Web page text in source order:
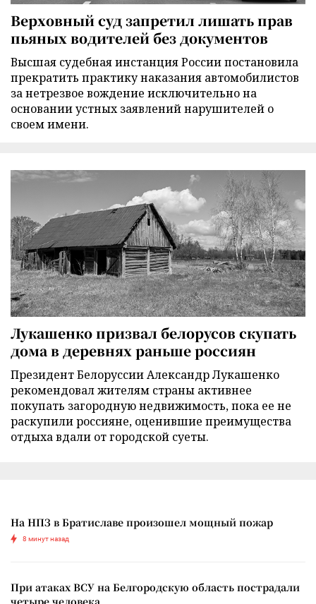
Верховный суд запретил лишать прав
пьяных водителей без документов
Высшая судебная инстанция России постановила
прекратить практику наказания автомобилистов
за нетрезвое вождение исключительно на
основании устных заявлений нарушителей о
своем имени.
Лукашенко призвал белорусов скупать
дома в деревнях раньше россиян
Президент Белоруссии Александр Лукашенко
рекомендовал жителям страны активнее
покупать загородную недвижимость, пока ее не
раскупили россияне, оценившие преимущества
отдыха вдали от городской суеты.
На НПЗ в Братиславе произошел мощный пожар
8 минут назад
При атаках ВСУ на Белгородскую область пострадали
четыре человека